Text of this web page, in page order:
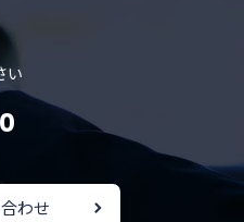
い
わせ